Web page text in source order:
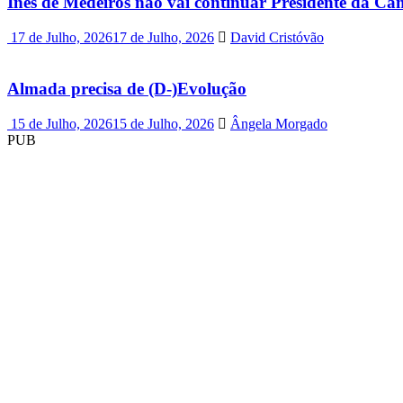
17 de Julho, 202617 de Julho, 2026 David Cristóvão
Almada precisa de (D-)Evolução
15 de Julho, 202615 de Julho, 2026
Ângela Morgado
PUB